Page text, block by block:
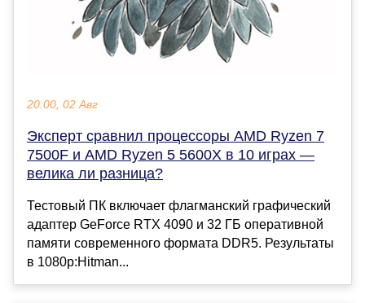
20:00, 02 Авг
Эксперт сравнил процессоры AMD Ryzen 7
7500F и AMD Ryzen 5 5600X в 10 играх —
велика ли разница?
Тестовый ПК включает флагманский графический
адаптер GeForce RTX 4090 и 32 ГБ оперативной
памяти современного формата DDR5. Результаты
в 1080p:Hitman...